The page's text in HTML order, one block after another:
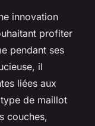
innovation
profiter
pendant ses
il
liées aux
de maillot
couches,